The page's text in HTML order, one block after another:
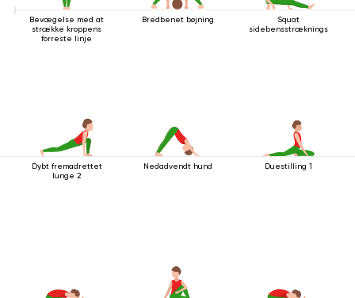
Bevægelse med at
strække kroppens
forreste linje
Bredbenet bøjning
Squat
sidebensstrækningsstilling
Dybt fremadrettet
lunge 2
Nedadvendt hund Duestilling 1